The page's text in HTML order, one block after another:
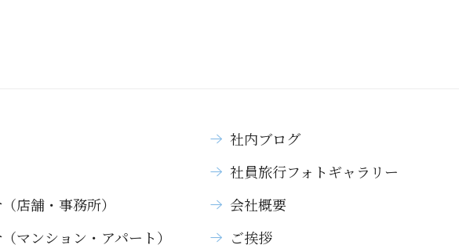
店舗・事務所）
マンション・アパート）
社内ブログ
社員旅行フォトギャラリー
会社概要
ご挨拶